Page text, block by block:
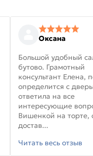
Оксана
Большой удобный
бутово. Грамотный
консультант Елена,
определится с
ответила на все
интересующие
Вишенкой на торте,
достав...
Читать весь отзыв